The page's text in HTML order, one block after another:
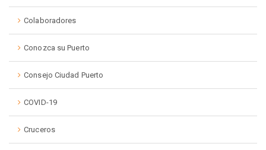
Colaboradores
Conozca su Puerto
Consejo Ciudad Puerto
COVID-19
Cruceros